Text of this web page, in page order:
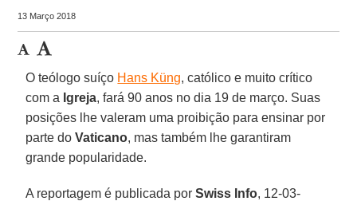
13 Março 2018
O teólogo suíço Hans Küng, católico e muito crítico
com a Igreja, fará 90 anos no dia 19 de março. Suas
posições lhe valeram uma proibição para ensinar por
parte doVaticano, mas também lhe garantiram
grande popularidade.
A reportagem é publicada porSwiss Info, 12-03-